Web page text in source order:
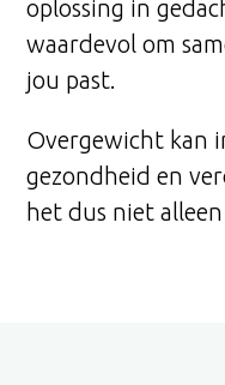
oplossing in
waardevol om
jou past.
Overgewicht kan
gezondheid en
het dus niet